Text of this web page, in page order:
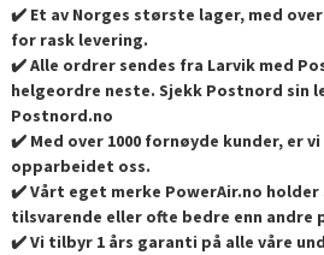
✔️ Et av Norges største lager, med
for rask levering.
✔️ Alle ordrer sendes fra Larvik med
helgeordre neste. Sjekk Postnord sin
Postnord.no
✔️ Med over 1000 fornøyde kunder, er
opparbeidet oss.
✔️ Vårt eget merke PowerAir.no
tilsvarende eller ofte bedre enn
✔️ Vi tilbyr 1 års garanti på alle våre